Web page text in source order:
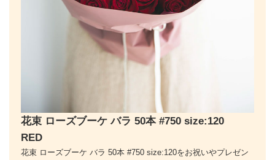
花束 ローズブーケ バラ 50本 #750 size:120
RED
花束 ローズブーケ バラ 50本 #750 size:120をお祝いやプレゼン